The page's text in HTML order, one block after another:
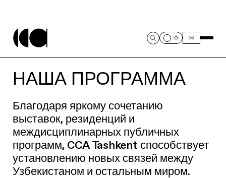
НАША ПРОГРАММА
Благодаря яркому сочетанию
выставок, резиденций и
междисциплинарных публичных
программ, CCA Tashkent способствует
установлению новых связей между
Узбекистаном и остальным миром.